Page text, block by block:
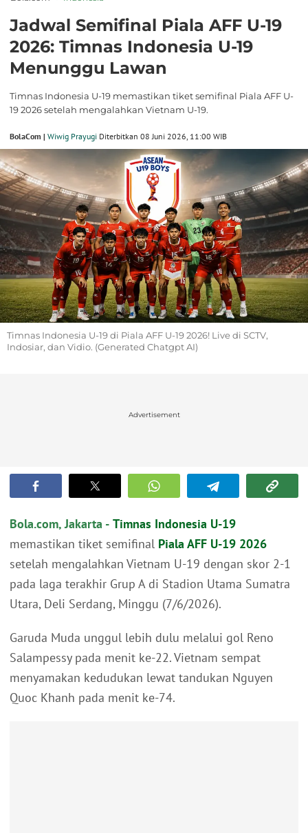
Jadwal Semifinal Piala AFF U-19
2026: Timnas Indonesia U-19
Menunggu Lawan
Timnas Indonesia U-19 memastikan tiket semifinal Piala AFF U-
19 2026 setelah mengalahkan Vietnam U-19.
BolaCom | Wiwig Prayugi Diterbitkan 08 Juni 2026, 11:00 WIB
Timnas Indonesia U-19 di Piala AFF U-19 2026! Live di SCTV,
Indosiar, dan Vidio. (Generated Chatgpt AI)
Advertisement
Bola.com, Jakarta - Timnas Indonesia U-19
memastikan tiket semifinal Piala AFF U-19 2026
setelah mengalahkan Vietnam U-19 dengan skor 2-1
pada laga terakhir Grup A di Stadion Utama Sumatra
Utara, Deli Serdang, Minggu (7/6/2026).
Garuda Muda unggul lebih dulu melalui gol Reno
Salampessy pada menit ke-22. Vietnam sempat
menyamakan kedudukan lewat tandukan Nguyen
Quoc Khanh pada menit ke-74.